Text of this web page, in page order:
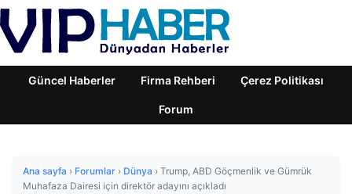
Güncel Haberler Firma Rehberi Çerez Politikası
Forum
Ana sayfa › Forumlar › Dünya › Trump, ABD Göçmenlik ve Gümrük
Muhafaza Dairesi için direktör adayını açıkladı